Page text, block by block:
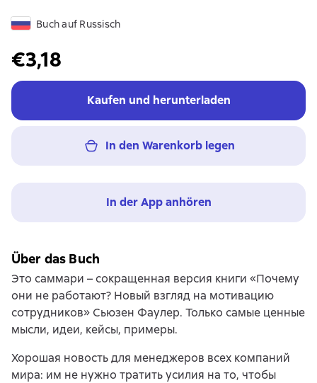
Buch auf Russisch
€3,18
Kaufen und herunterladen
In den Warenkorb legen
In der App anhören
Über das Buch
Это саммари – сокращенная версия книги «Почему
они не работают? Новый взгляд на мотивацию
сотрудников» Сьюзен Фаулер. Только самые ценные
мысли, идеи, кейсы, примеры.
Хорошая новость для менеджеров всех компаний
мира: им не нужно тратить усилия на то, чтобы